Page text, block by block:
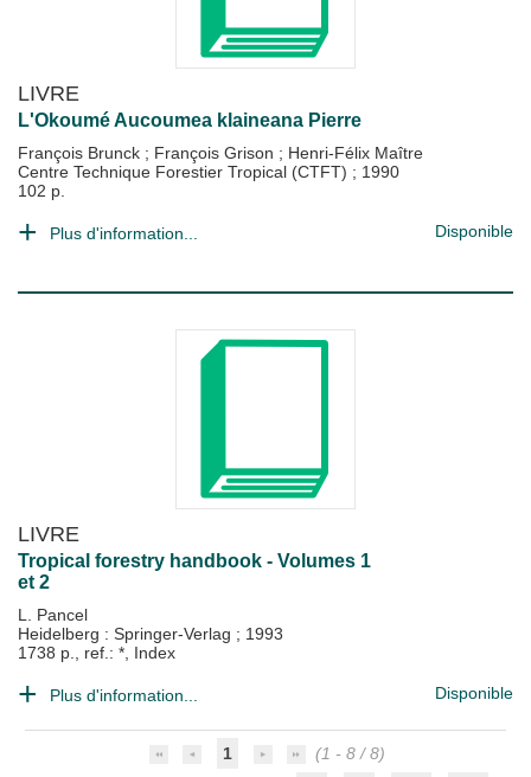
LIVRE
L'Okoumé Aucoumea klaineana Pierre
François Brunck ; François Grison ; Henri-Félix Maître
Centre Technique Forestier Tropical (CTFT) ; 1990
102 p.
Plus d'information... Disponible
LIVRE
Tropical forestry handbook - Volumes 1
et 2
L. Pancel
Heidelberg : Springer-Verlag ; 1993
1738 p., ref.: *, Index
Plus d'information... Disponible
1
(1 - 8 / 8)